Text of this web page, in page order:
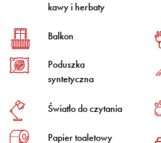
kawy i herbaty
Balkon
Poduszka
syntetyczna
Światło do czytania
Papier toaletowy